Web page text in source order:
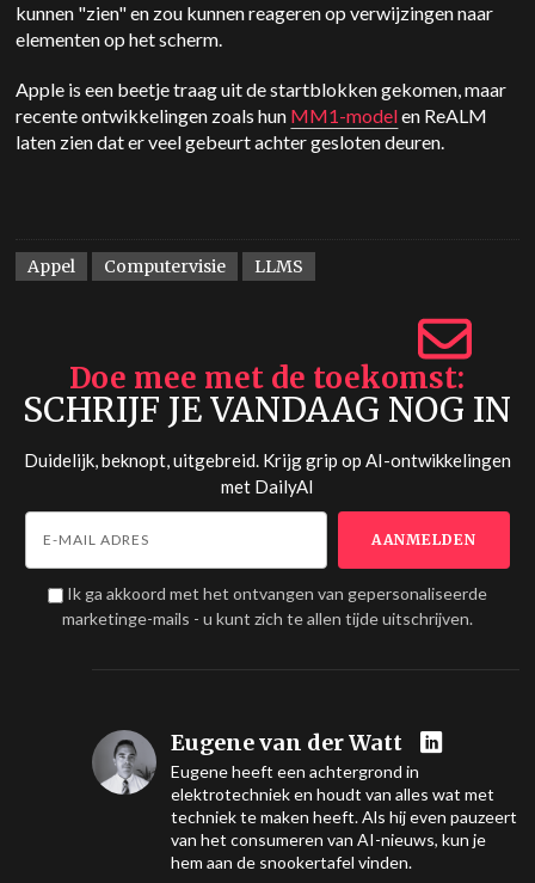
kunnen "zien" en zou kunnen reageren op verwijzingen naar
elementen op het scherm.
Apple is een beetje traag uit de startblokken gekomen, maar
recente ontwikkelingen zoals hun MM1-modelen ReALM
laten zien dat er veel gebeurt achter gesloten deuren.
Appel Computervisie LLMS
Doe mee met de toekomst
SCHRIJF JE VANDAAG NOG IN
Duidelijk, beknopt, uitgebreid. Krijg grip op AI-ontwikkelingen
met DailyAI
Ik ga akkoord met het ontvangen van gepersonaliseerde
marketinge-mails - u kunt zich te allen tijde uitschrijven.
Eugene van der Watt
Eugene heeft een achtergrond in
elektrotechniek en houdt van alles wat met
techniek te maken heeft. Als hij even pauzeert
van het consumeren van AI-nieuws, kun je
hem aan de snookertafel vinden.